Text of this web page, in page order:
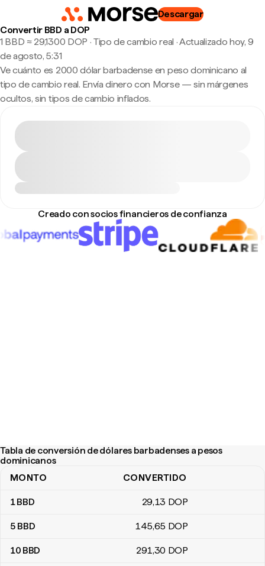
Descargar
Convertir BBD a DOP
1 BBD ≈ 29,1300 DOP · Tipo de cambio real ·Actualizado hoy, 9
de agosto, 5:31
Ve cuánto es 2000 dólar barbadense en peso dominicano al
tipo de cambio real. Envía dinero con Morse — sin márgenes
ocultos, sin tipos de cambio inflados.
Creado con socios financieros de confianza
Tabla de conversión de dólares barbadenses a pesos
dominicanos
Tabla de conversión de dólares barbadenses a pesos
MONTO CONVERTIDO
1BBD 29,13 DOP
5 BBD 145,65 DOP
10 BBD 291,30 DOP